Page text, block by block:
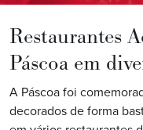
Restaurantes
Páscoa em
A Páscoa foi
decorados de forma